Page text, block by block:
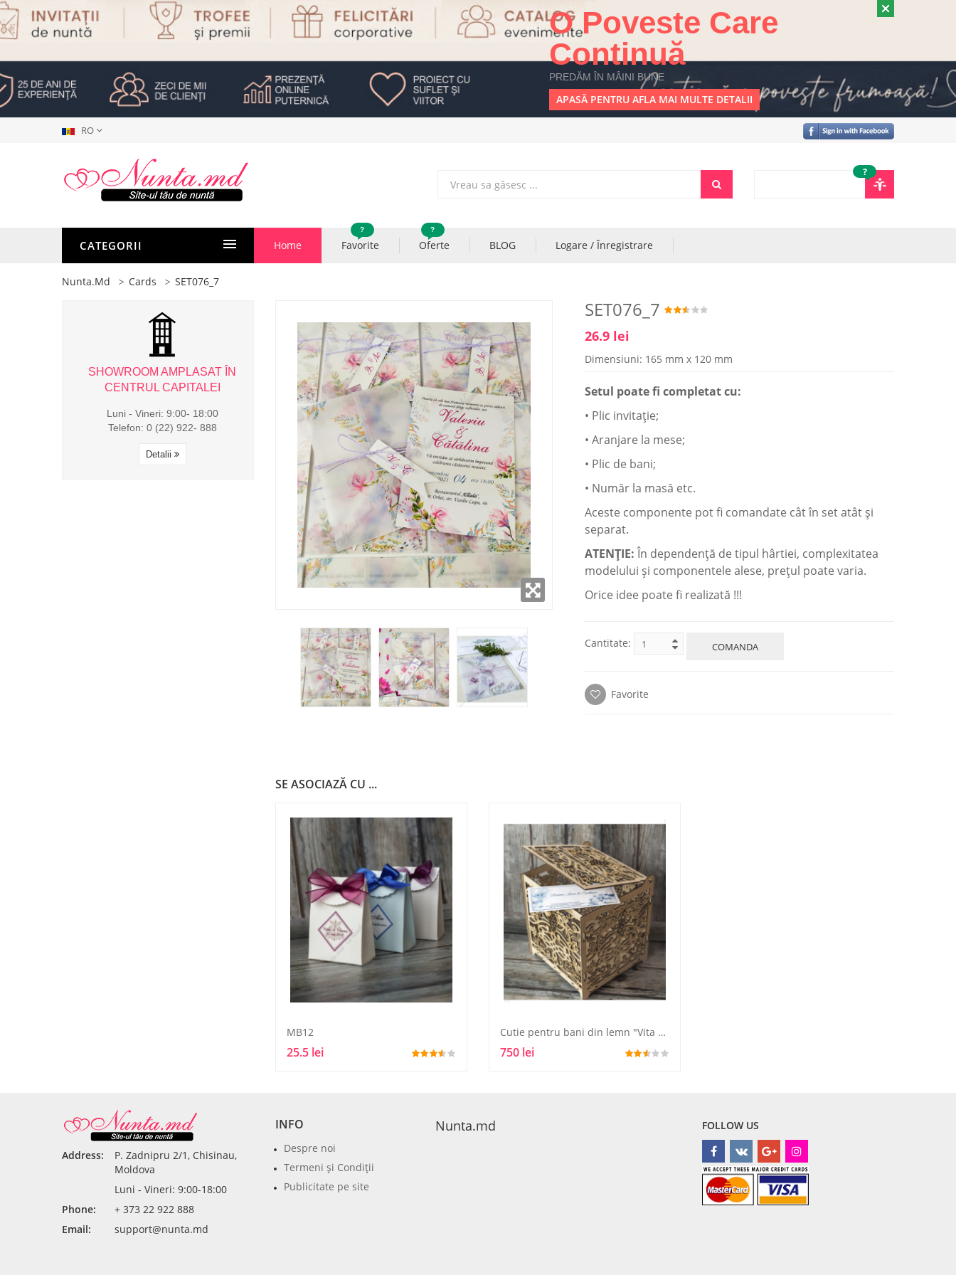
O Poveste Care
Continuă
PREDĂM ÎN MÂINI BUNE
APASĂ PENTRU AFLA MAI MULTE DETALII
RO
?
CATEGORII Home Favorite
?
Oferte
?
BLOG Logare / Înregistrare
Nunta.md Cards SET076_7
SET076_7
26.9 lei
Dimensiuni: 165 mm x 120 mm
Setul poate fi completat cu:
• Plic invitaţie;
• Aranjare la mese;
• Plic de bani;
• Număr la masă etc.
Aceste componente pot fi сomandate cât în set atât şi
separat.
ATENŢIE:În dependenţă de tipul hârtiei, complexitatea
modelului şi componentele alese, preţul poate varia.
Orice idee poate fi realizată !!!
Cantitate: COMANDA
Favorite
SE ASOCIAZĂ CU ...
MB12
25.5 lei
Cutie pentru bani din lemn "Vita de vie"
750 lei
SHOWROOM AMPLASAT ÎN
CENTRUL CAPITALEI
Luni - Vineri: 9:00- 18:00
Telefon: 0 (22) 922- 888
Detalii
SHOWROOM AMPLASAT ÎN
CENTRUL CAPITALEI
Luni - Vineri: 9:00- 18:00
Telefon: 0 (22) 922- 888
Detalii
SHOWROOM AMPLASAT ÎN
CENTRUL CAPITALEI
Luni - Vineri: 9:00- 18:00
Telefon: 0 (22) 922- 888
Detalii
Address:
P. Zadnipru 2/1, Chisinau,
Moldova
Luni - Vineri: 9:00-18:00
Phone:
+ 373 22 922 888
Email:
support@nunta.md
INFO
Despre noi
Termeni şi Condiţii
Publicitate pe site
Nunta.md FOLLOW US